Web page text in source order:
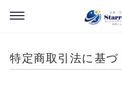
特定商取引法に基づ